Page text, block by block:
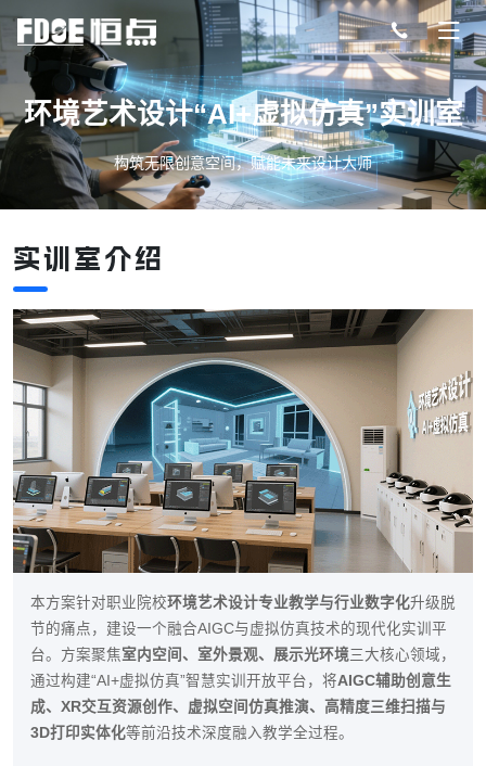
环境艺术设计“AI+虚拟仿真”实训室
构筑无限创意空间，赋能未来设计大师
实训室介绍
本方案针对职业院校环境艺术设计专业教学与行业数字化升级脱
节的痛点，建设一个融合AIGC与虚拟仿真技术的现代化实训平
台。方案聚焦室内空间、室外景观、展示光环境三大核心领域，
通过构建“AI+虚拟仿真”智慧实训开放平台，将AIGC辅助创意生
成、XR交互资源创作、虚拟空间仿真推演、高精度三维扫描与
3D打印实体化等前沿技术深度融入教学全过程。